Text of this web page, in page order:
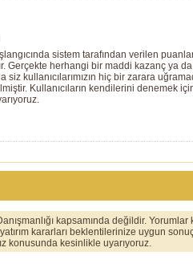
sistem tarafından verilen
Gerçekte herhangi bir maddi kazanç ya
siz kullanıcılarımızın hiç bir zarara
Kullanıcıların kendilerini denemek
kapsamında değildir. Yorumlar
kararları beklentilerinize uygun
konusunda kesinlikle uyarıyoruz.